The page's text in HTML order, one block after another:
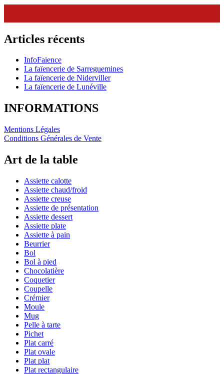
Articles récents
InfoFaience
La faïencerie de Sarreguemines
La faïencerie de Niderviller
La faïencerie de Lunéville
INFORMATIONS
Mentions Légales
Conditions Générales de Vente
Art de la table
Assiette calotte
Assiette chaud/froid
Assiette creuse
Assiette de présentation
Assiette dessert
Assiette plate
Assiette à pain
Beurrier
Bol
Bol à pied
Chocolatière
Coquetier
Coupelle
Crémier
Moule
Mug
Pelle à tarte
Pichet
Plat carré
Plat ovale
Plat plat
Plat rectangulaire